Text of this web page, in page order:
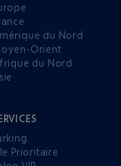
du Nord
Orient
du Nord
Prioritaire